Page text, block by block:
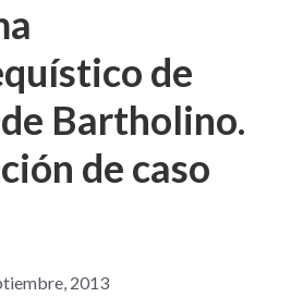
de
Bartholino.
de caso
2013